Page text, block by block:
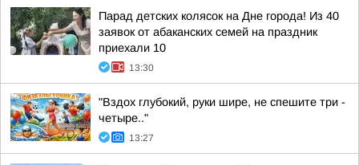
Парад детских колясок на Дне города! Из 40
заявок от абаканских семей на праздник
приехали 10
13:30
"Вздох глубокий, руки шире, не спешите три -
четыре.."
13:27